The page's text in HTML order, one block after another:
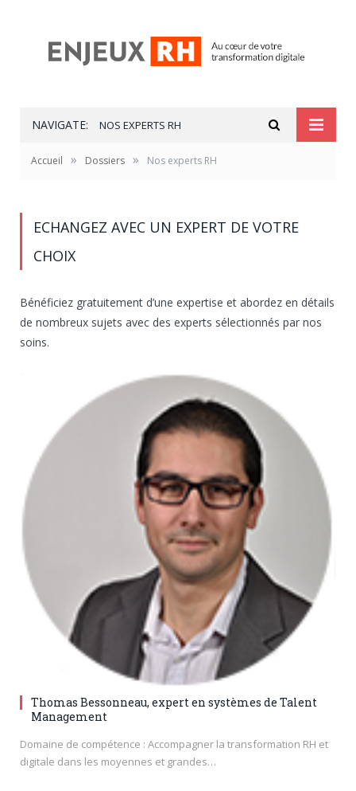
NAVIGATE: NOS EXPERTS RH
Accueil » Dossiers » Nos experts RH
ECHANGEZ AVEC UN EXPERT DE VOTRE
CHOIX
Bénéficiez gratuitement d’une expertise et abordez en détails
de nombreux sujets avec des experts sélectionnés par nos
soins.
Thomas Bessonneau, expert en systèmes de Talent
Management
Domaine de compétence : Accompagner la transformation RH et
digitale dans les moyennes et grandes…